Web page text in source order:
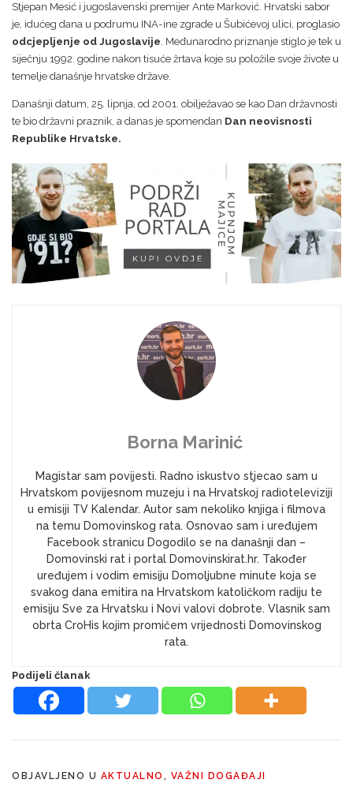
Stjepan Mesić i jugoslavenski premijer Ante Marković. Hrvatski sabor
je, idućeg dana u podrumu INA-ine zgrade u Šubićevoj ulici, proglasio
odcjepljenje od Jugoslavije. Međunarodno priznanje stiglo je tek u
siječnju 1992. godine nakon tisuće žrtava koje su položile svoje živote u
temelje današnje hrvatske države.
Današnji datum, 25. lipnja, od 2001. obilježavao se kao Dan državnosti
te bio državni praznik, a danas je spomendan Dan neovisnosti
Republike Hrvatske.
Borna Marinić
Magistar sam povijesti. Radno iskustvo stjecao sam u
Hrvatskom povijesnom muzeju i na Hrvatskoj radioteleviziji
u emisiji TV Kalendar. Autor sam nekoliko knjiga i filmova
na temu Domovinskog rata. Osnovao sam i uređujem
Facebook stranicu Dogodilo se na današnji dan –
Domovinski rat i portal Domovinskirat.hr. Također
uređujem i vodim emisiju Domoljubne minute koja se
svakog dana emitira na Hrvatskom katoličkom radiju te
emisiju Sve za Hrvatsku i Novi valovi dobrote. Vlasnik sam
obrta CroHis kojim promičem vrijednosti Domovinskog
rata.
Podijeli članak
OBJAVLJENO U AKTUALNO , VAŽNI DOGAĐAJI